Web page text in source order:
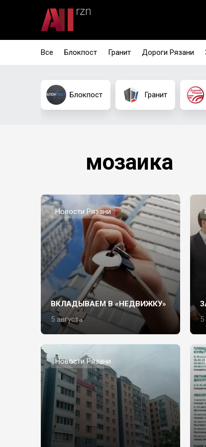
Все Блокпост Гранит Дороги Рязани
Блокпост Гранит
мозаика
Новости Рязани
ВКЛАДЫВАЕМ В «НЕДВИЖКУ»
5 августа
5
Новости Рязани